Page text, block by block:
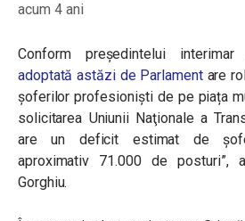
acum 4 ani
Conform președintelui
adoptată astăzi de Parlamentare
șoferilor profesioniști de pe piața
solicitarea Uniunii Naţionale a
are un deficit estimat de
aproximativ 71.000 de posturi”,
Gorghiu.